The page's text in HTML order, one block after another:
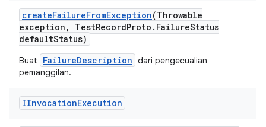
createFailureFromException(Throwable
exception , TestRecordProto . FailureStatus
defaultStatus)
Buat FailureDescription dari pengecualian
pemanggilan.
IInvocationExecution